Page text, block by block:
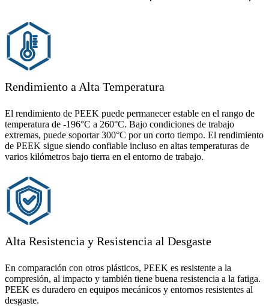
Rendimiento a Alta Temperatura
El rendimiento de PEEK puede permanecer estable en el rango de
temperatura de -196°C a 260°C. Bajo condiciones de trabajo
extremas, puede soportar 300°C por un corto tiempo. El rendimiento
de PEEK sigue siendo confiable incluso en altas temperaturas de
varios kilómetros bajo tierra en el entorno de trabajo.
Alta Resistencia y Resistencia al Desgaste
En comparación con otros plásticos, PEEK es resistente a la
compresión, al impacto y también tiene buena resistencia a la fatiga.
PEEK es duradero en equipos mecánicos y entornos resistentes al
desgaste.